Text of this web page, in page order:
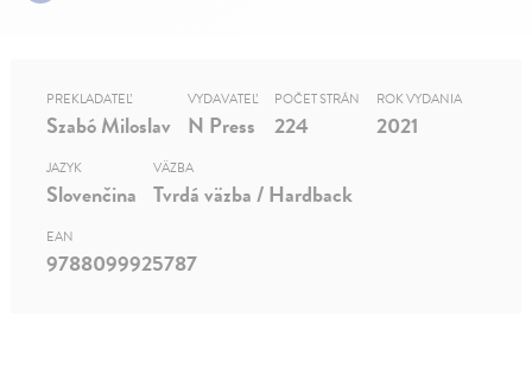
PREKLADATEĽ
Szabó Miloslav
VYDAVATEĽ
N Press
POČET STRÁN
224
ROK VYDANIA
2021
JAZYK
Slovenčina
VÄZBA
Tvrdá väzba / Hardback
EAN
9788099925787